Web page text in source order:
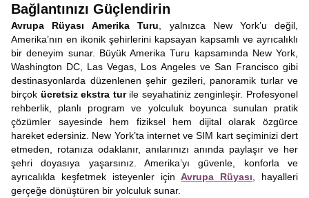
Bağlantınızı Güçlendirin
Avrupa Rüyası Amerika Turu , yalnızca New York’u değil,
Amerika’nın en ikonik şehirlerini kapsayan kapsamlı ve ayrıcalıklı
bir deneyim sunar. Büyük Amerika Turu kapsamında New York,
Washington DC, Las Vegas, Los Angeles ve San Francisco gibi
destinasyonlarda düzenlenen şehir gezileri, panoramik turlar ve
birçok ücretsiz ekstra turile seyahatiniz zenginleşir. Profesyonel
rehberlik, planlı program ve yolculuk boyunca sunulan pratik
çözümler sayesinde hem fiziksel hem dijital olarak özgürce
hareket edersiniz. New York’ta internet ve SIM kart seçiminizi dert
etmeden, rotanıza odaklanır, anılarınızı anında paylaşır ve her
şehri doyasıya yaşarsınız. Amerika’yı güvenle, konforla ve
ayrıcalıkla keşfetmek isteyenler içinAvrupa Rüyası , hayalleri
gerçeğe dönüştüren bir yolculuk sunar.